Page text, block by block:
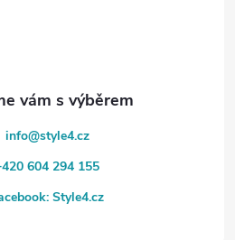
info@style4.cz
604 294 155
Style4.cz